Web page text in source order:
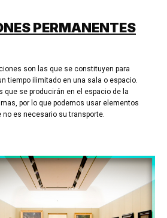
PERMANENTES
son las que se constituyen para
tiempo ilimitado en una sala o espacio.
que se producirán en el espacio de la
por lo que podemos usar elementos
no es necesario su transporte.